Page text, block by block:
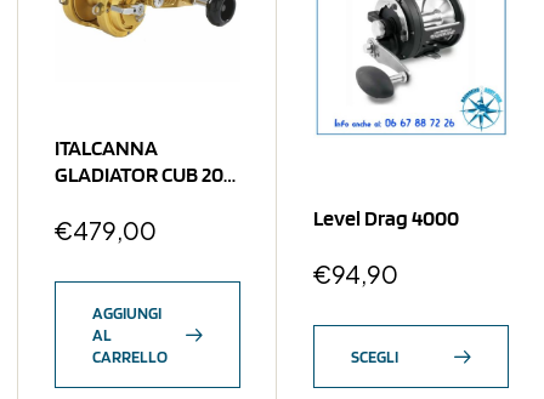
ITALCANNA
GLADIATOR CUB 20
€479,00
AGGIUNGI
AL
CARRELLO
Level Drag 4000
€94,90
SCEGLI